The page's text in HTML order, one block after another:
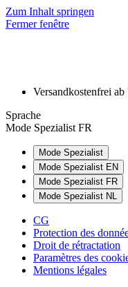
Zum Inhalt springen
Fermer fenêtre
Versandkostenfrei
Sprache
Mode Spezialist FR
Mode Spezialist
Mode Spezialist EN
Mode Spezialist FR
Mode Spezialist NL
CG
Protection des
Droit de rétractation
Paramètres des
Mentions légales